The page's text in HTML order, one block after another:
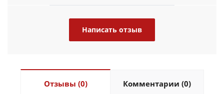
Написать отзыв
Отзывы (0) Комментарии (0)